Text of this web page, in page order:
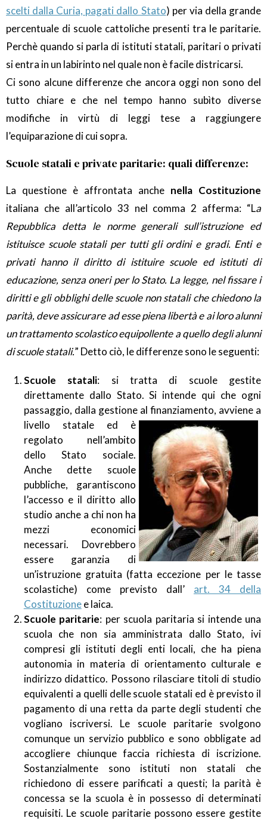
scelti dalla Curia, pagati dallo Stato) per via della grande
percentuale di scuole cattoliche presenti tra le paritarie.
Perchè quando si parla di istituti statali, paritari o privati
si entra in un labirinto nel quale non è facile districarsi.
Ci sono alcune differenze che ancora oggi non sono del
tutto chiare e che nel tempo hanno subìto diverse
modifiche in virtù di leggi tese a raggiungere
l’equiparazione di cui sopra.
Scuole statali e private paritarie: quali differenze:
La questione è affrontata anche nella Costituzione
italiana che all’articolo 33 nel comma 2 afferma: “La
Repubblica detta le norme generali sull’istruzione ed
istituisce scuole statali per tutti gli ordini e gradi. Enti e
privati hanno il diritto di istituire scuole ed istituti di
educazione, senza oneri per lo Stato. La legge, nel fissare i
diritti e gli obblighi delle scuole non statali che chiedono la
parità, deve assicurare ad esse piena libertà e ai loro alunni
un trattamento scolastico equipollente a quello degli alunni
di scuole statali.” Detto ciò, le differenze sono le seguenti:
Scuole statali: si tratta di scuole gestite
direttamente dallo Stato. Si intende qui che ogni
passaggio, dalla gestione al finanziamento, avviene a
livello statale ed è
regolato nell’ambito
dello Stato sociale.
Anche dette scuole
pubbliche, garantiscono
l’accesso e il diritto allo
studio anche a chi non ha
mezzi economici
necessari. Dovrebbero
essere garanzia di
un’istruzione gratuita (fatta eccezione per le tasse
scolastiche) come previsto dall’ art. 34 della
Costituzionee laica.
Scuole paritarie: per scuola paritaria si intende una
scuola che non sia amministrata dallo Stato, ivi
compresi gli istituti degli enti locali, che ha piena
autonomia in materia di orientamento culturale e
indirizzo didattico. Possono rilasciare titoli di studio
equivalenti a quelli delle scuole statali ed è previsto il
pagamento di una retta da parte degli studenti che
vogliano iscriversi. Le scuole paritarie svolgono
comunque un servizio pubblico e sono obbligate ad
accogliere chiunque faccia richiesta di iscrizione.
Sostanzialmente sono istituti non statali che
richiedono di essere parificati a questi; la parità è
concessa se la scuola è in possesso di determinati
requisiti. Le scuole paritarie possono essere gestite